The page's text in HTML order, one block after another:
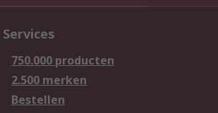
Services
750.000 producten
2.500 merken
Bestellen